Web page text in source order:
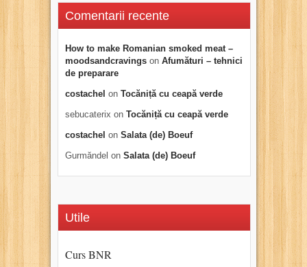
Comentarii recente
How to make Romanian smoked meat –
moodsandcravings on Afumături – tehnici
de preparare
costachel on Tocăniță cu ceapă verde
sebucaterix on Tocăniță cu ceapă verde
costachel on Salata (de) Boeuf
Gurmăndel on Salata (de) Boeuf
Utile
Curs BNR